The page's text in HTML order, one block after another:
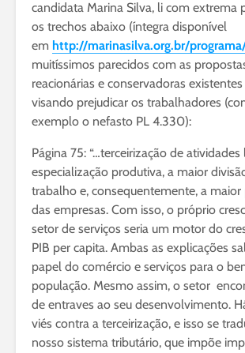
candidata Marina Silva, li com extrema
os trechos abaixo (íntegra disponível
em http://marinasilva.org.br/
muitíssimos parecidos com as
reacionárias e conservadoras
visando prejudicar os trabalhadores
exemplo o nefasto PL 4.330):
Página 75: “…terceirização de
especialização produtiva, a maior
trabalho e, consequentemente, a
das empresas. Com isso, o próprio
setor de serviços seria um motor do
PIB per capita. Ambas as explicações
papel do comércio e serviços para o
população. Mesmo assim, o setor
de entraves ao seu desenvolvimento.
viés contra a terceirização, e isso se
nosso sistema tributário, que impõe